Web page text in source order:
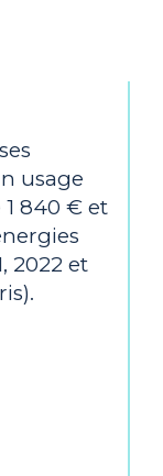
usage
840 € et
2022 et